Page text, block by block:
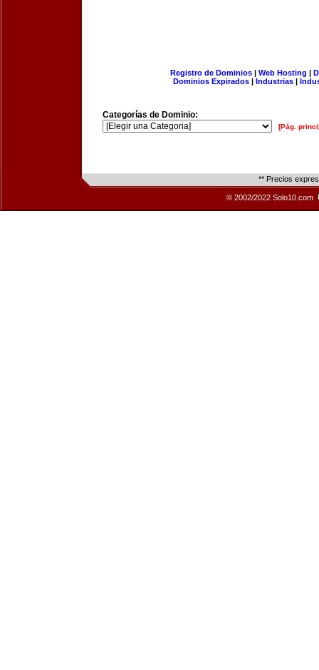
Registro de Dominios| Web Hosting |
Dominios Expirados | Industrias |
Categorías de Dominio:
[Pág.
** Precios
© 2002/2022 Solo10.com